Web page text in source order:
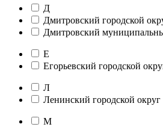
Д
Дмитровский городской
Дмитровский
Е
Егорьевский городской
Л
Ленинский городской округ
М